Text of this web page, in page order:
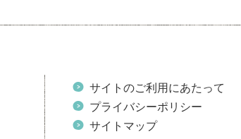
サイトのご利用にあたって
プライバシーポリシー
サイトマップ